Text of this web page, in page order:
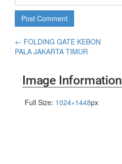
← FOLDING GATE KEBON
PALA JAKARTA TIMUR
Image Information
Full Size: 1024×1448px